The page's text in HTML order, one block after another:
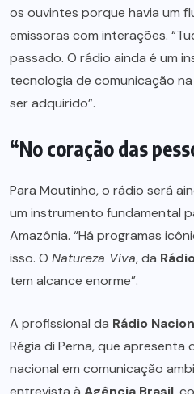
os ouvintes porque havia um
emissoras com interações.
passado. O rádio ainda é um
tecnologia de comunicação
ser adquirido”.
“No coração das
Para Moutinho, o rádio será
um instrumento fundamental
Amazônia. “Há programas
isso. O Natureza Viva, da
tem alcance enorme”.
A profissional da Rádio
Régia di Perna, que apresenta
nacional em comunicação